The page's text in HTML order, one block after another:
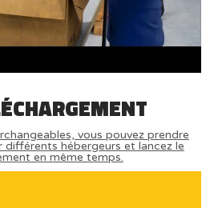
vous pouvez prendre
hébergeurs et lancez le
en même temps.